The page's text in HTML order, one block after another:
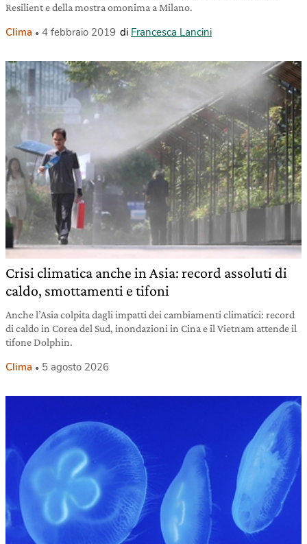
Resilient e della mostra omonima a Milano.
Clima 4 febbraio 2019 di Francesca Lancini
Crisi climatica anche in Asia: record assoluti di
caldo, smottamenti e tifoni
Anche l’Asia colpita dagli impatti dei cambiamenti climatici: record
di caldo in Corea del Sud, inondazioni in Cina e il Vietnam attende il
tifone Dolphin.
Clima 5 agosto 2026